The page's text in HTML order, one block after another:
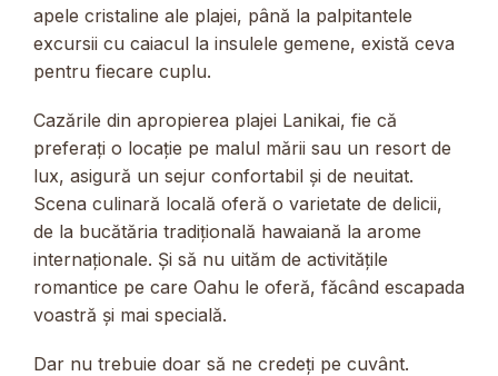
apele cristaline ale plajei, până la palpitantele
excursii cu caiacul la insulele gemene, există ceva
pentru fiecare cuplu.
Cazările din apropierea plajei Lanikai, fie că
preferați o locație pe malul mării sau un resort de
lux, asigură un sejur confortabil și de neuitat.
Scena culinară locală oferă o varietate de delicii,
de la bucătăria tradițională hawaiană la arome
internaționale. Și să nu uităm de activitățile
romantice pe care Oahu le oferă, făcând escapada
voastră și mai specială.
Dar nu trebuie doar să ne credeți pe cuvânt.